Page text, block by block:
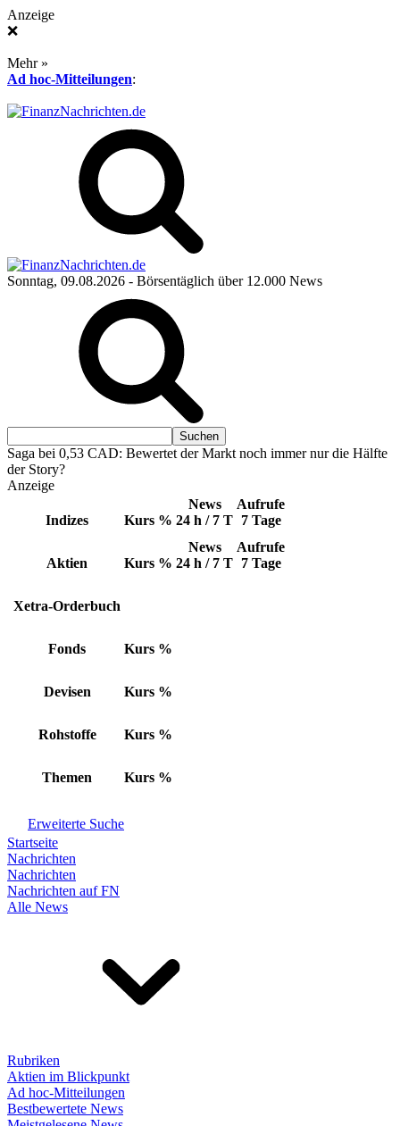
Anzeige
❌
Mehr »
Ad hoc-Mitteilungen:
Sonntag, 09.08.2026 - Börsentäglich über 12.000 News
Saga bei 0,53 CAD: Bewertet der Markt noch immer nur die Hälfte
der Story?
Anzeige
Indizes Kurs %
News
24 h / 7 T
Aufrufe
7 Tage
Aktien Kurs %
News
24 h / 7 T
Aufrufe
7 Tage
Xetra-Orderbuch
Fonds Kurs %
Devisen Kurs %
Rohstoffe Kurs %
Themen Kurs %
Erweiterte Suche
Startseite
Nachrichten
Nachrichten
Nachrichten auf FN
Alle News
Rubriken
Aktien im Blickpunkt
Ad hoc-Mitteilungen
Bestbewertete News